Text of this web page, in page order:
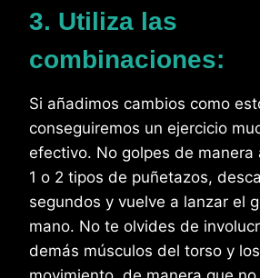
3. Utiliza las
combinaciones:
Si añadimos cambios como
conseguiremos un ejercicio
efectivo. No golpes de manera
1 o 2 tipos de puñetazos,
segundos y vuelve a lanzar el
mano. No te olvides de
demás músculos del torso y